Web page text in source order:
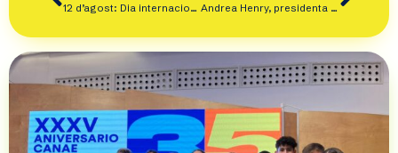
12 d’agost: Dia internacional de la joventut Andrea Henry, presidenta del Consell de la Joventut d’Espanya